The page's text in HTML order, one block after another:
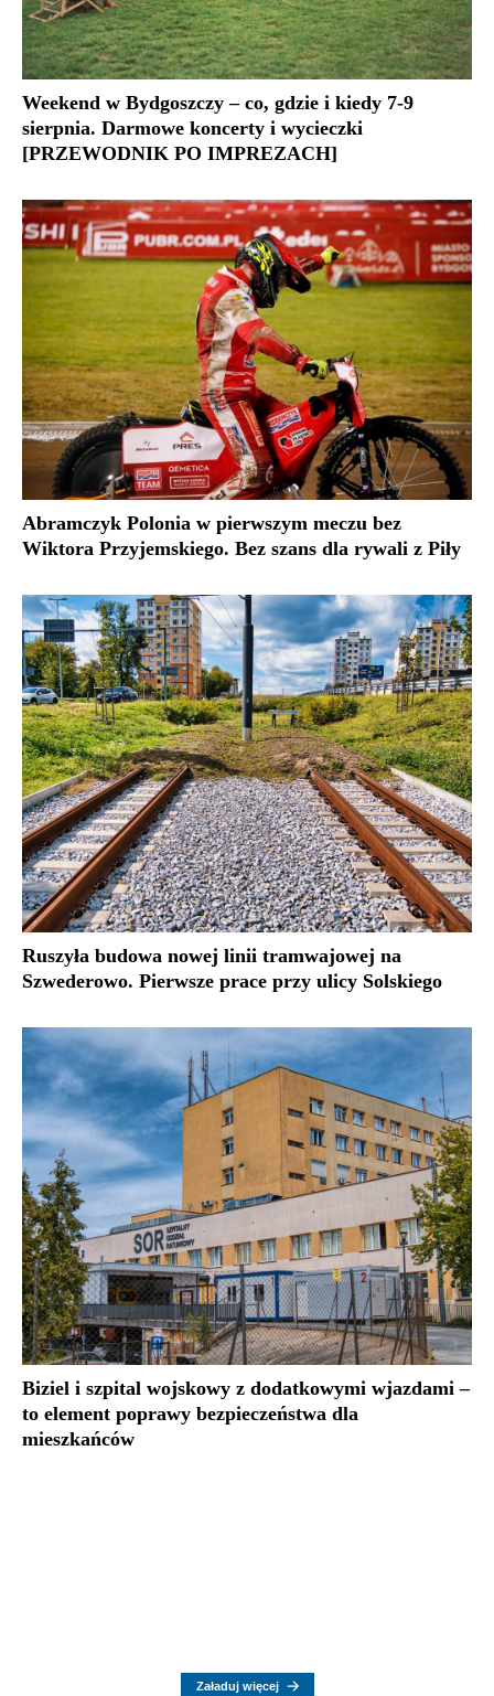
Weekend w Bydgoszczy – co, gdzie i kiedy 7-9
sierpnia. Darmowe koncerty i wycieczki
[PRZEWODNIK PO IMPREZACH]
Abramczyk Polonia w pierwszym meczu bez
Wiktora Przyjemskiego. Bez szans dla rywali z Piły
Ruszyła budowa nowej linii tramwajowej na
Szwederowo. Pierwsze prace przy ulicy Solskiego
Biziel i szpital wojskowy z dodatkowymi wjazdami –
to element poprawy bezpieczeństwa dla
mieszkańców
Załaduj więcej